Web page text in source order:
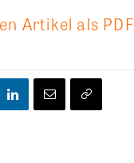
Artikel als PDF